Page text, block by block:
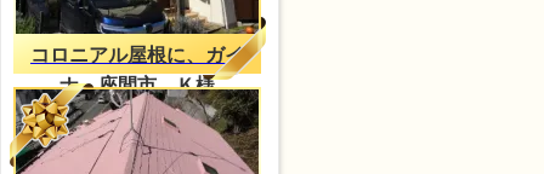
コロニアル屋根に、ガイ
ナ。座間市、Ｋ様